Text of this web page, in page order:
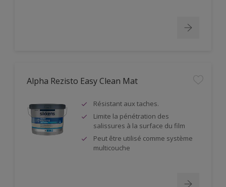
Alpha Rezisto Easy Clean Mat
Résistant aux taches.
Limite la pénétration des
salissures à la surface du film
Peut être utilisé comme système
multicouche